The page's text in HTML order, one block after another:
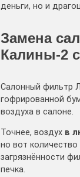
деньги, но и
Замена
Калины-2
Салонный фильтр
гофрированной
воздуха в салоне.
Точнее, воздух в
но вот
загрязнённости
печка.